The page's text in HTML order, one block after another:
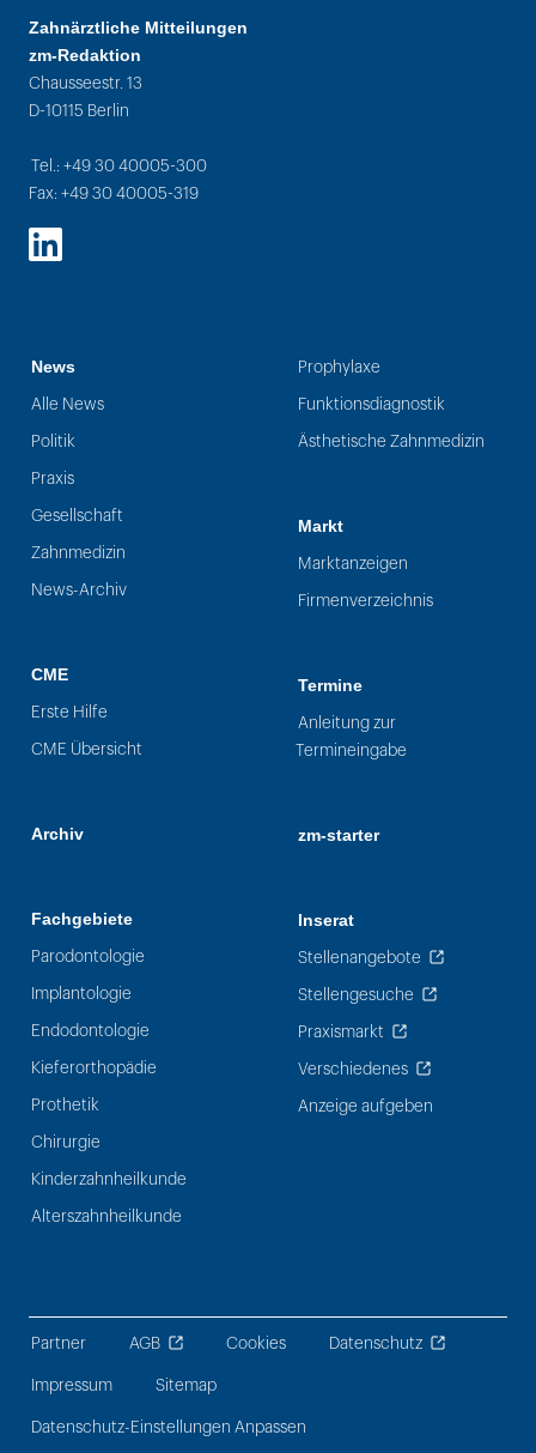
Zahnärztliche Mitteilungen
zm-Redaktion
Chausseestr. 13
D-10115 Berlin
Tel.: +49 30 40005-300
Fax: +49 30 40005-319
LinkedIn
News
Alle News
Politik
Praxis
Gesellschaft
Zahnmedizin
News-Archiv
CME
Erste Hilfe
CME Übersicht
Archiv
Fachgebiete
Parodontologie
Implantologie
Endodontologie
Kieferorthopädie
Prothetik
Chirurgie
Kinderzahnheilkunde
Alterszahnheilkunde
Prophylaxe
Funktionsdiagnostik
Ästhetische Zahnmedizin
Markt
Marktanzeigen
Firmenverzeichnis
Termine
Anleitung zur
Termineingabe
zm-starter
Inserat
Stellenangebote
Stellengesuche
Praxismarkt
Verschiedenes
Anzeige aufgeben
Partner AGB Cookies Datenschutz
Impressum Sitemap
Datenschutz-Einstellungen Anpassen